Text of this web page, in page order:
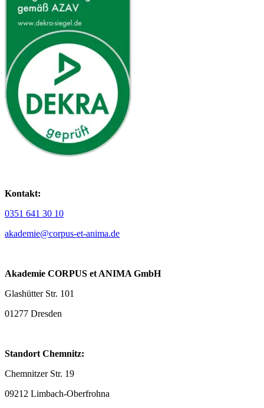
Kontakt:
0351 641 30 10
akademie@corpus-et-anima.de
Akademie CORPUS et ANIMA GmbH
Glashütter Str. 101
01277 Dresden
Standort Chemnitz:
Chemnitzer Str. 19
09212 Limbach-Oberfrohna